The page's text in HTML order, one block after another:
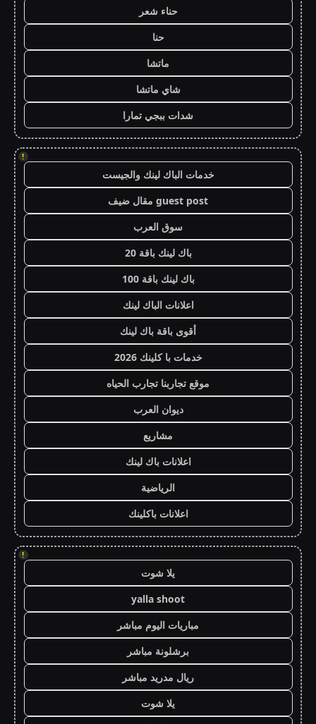
حناء شعر
حنا
ماتشا
شاي ماتشا
شدات ببجي تمارا
!
خدمات الباك لينك والجيست
guest post مقال ضيف
سوق العرب
باك لينك باقة 20
باك لينك باقة 100
اعلانات الباك لينك
أقوى باقة باك لينك
خدمات با كلينك 2026
موقع تجاربنا تجارب الحياه
ديوان العرب
مشاريع
اعلانات باك لينك
الرياضية
اعلانات باكلينك
!
يلا شوت
yalla shoot
مباريات اليوم مباشر
برشلونة مباشر
ريال مدريد مباشر
يلا شوت